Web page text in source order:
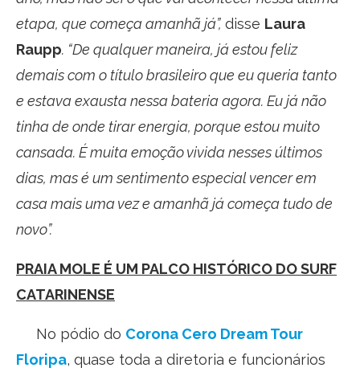
etapa, que começa amanhã já”, disse Laura
Raupp. “De qualquer maneira, já estou feliz
demais com o título brasileiro que eu queria tanto
e estava exausta nessa bateria agora. Eu já não
tinha de onde tirar energia, porque estou muito
cansada. É muita emoção vivida nesses últimos
dias, mas é um sentimento especial vencer em
casa mais uma vez e amanhã já começa tudo de
novo”.
PRAIA MOLE É UM PALCO HISTÓRICO DO SURF
CATARINENSE
No pódio do Corona Cero Dream Tour
Floripa, quase toda a diretoria e funcionários